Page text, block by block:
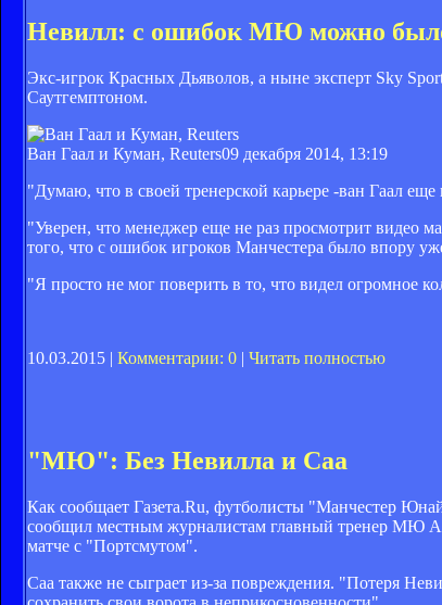
Невилл: с ошибок МЮ можно
Экс-игрок Красных Дьяволов, а ныне эксперт Sky
Саутгемптоном.
Ван Гаал и Куман, Reuters09 декабря 2014, 13:19
"Думаю, что в своей тренерской карьере -ван Гаал еще
"Уверен, что менеджер еще не раз просмотрит видео
того, что с ошибок игроков Манчестера было впору
"Я просто не мог поверить в то, что видел огромное
10.03.2015 | Комментарии: 0 | Читать полностью
"МЮ": Без Невилла и Саа
Как сообщает Газета.Ru, футболисты "Манчестер
сообщил местным журналистам главный тренер МЮ
матче с "Портсмутом".
Саа также не сыграет из-за повреждения. "Потеря